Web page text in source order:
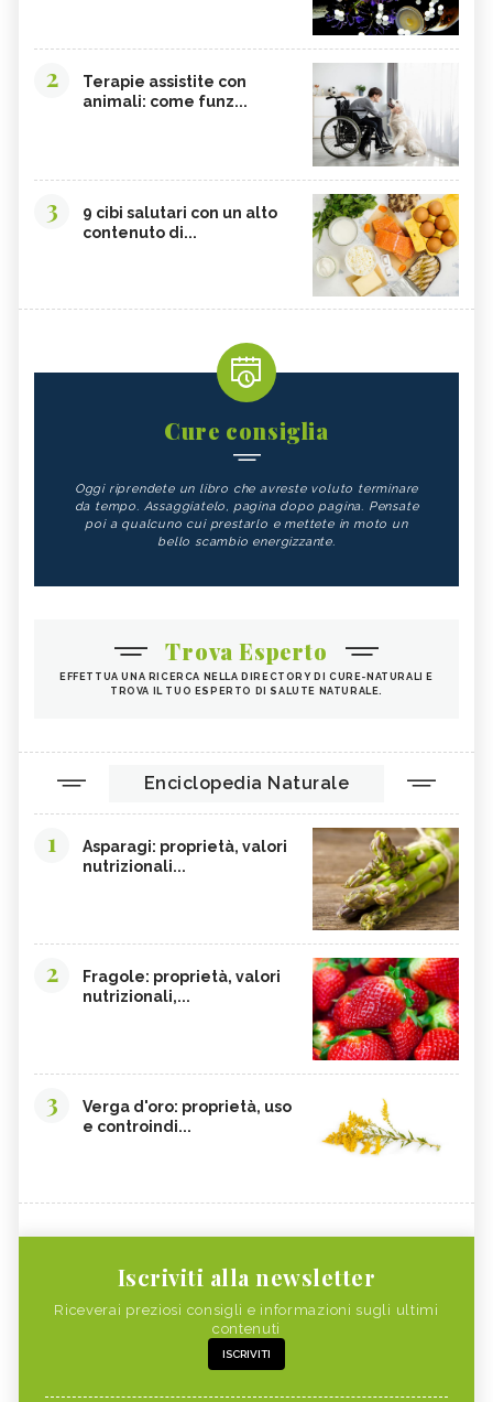
2
Terapie assistite con
animali: come funz...
3
9 cibi salutari con un alto
contenuto di...
Cure consiglia
Oggi riprendete un libro che avreste voluto terminare
da tempo. Assaggiatelo, pagina dopo pagina. Pensate
poi a qualcuno cui prestarlo e mettete in moto un
bello scambio energizzante.
Trova Esperto
EFFETTUA UNA RICERCA NELLA DIRECTORY DI CURE-NATURALI E
TROVA IL TUO ESPERTO DI SALUTE NATURALE.
Enciclopedia Naturale
1
Asparagi: proprietà, valori
nutrizionali...
2
Fragole: proprietà, valori
nutrizionali,...
3
Verga d'oro: proprietà, uso
e controindi...
Iscriviti alla newsletter
Riceverai preziosi consigli e informazioni sugli ultimi
contenuti
ISCRIVITI